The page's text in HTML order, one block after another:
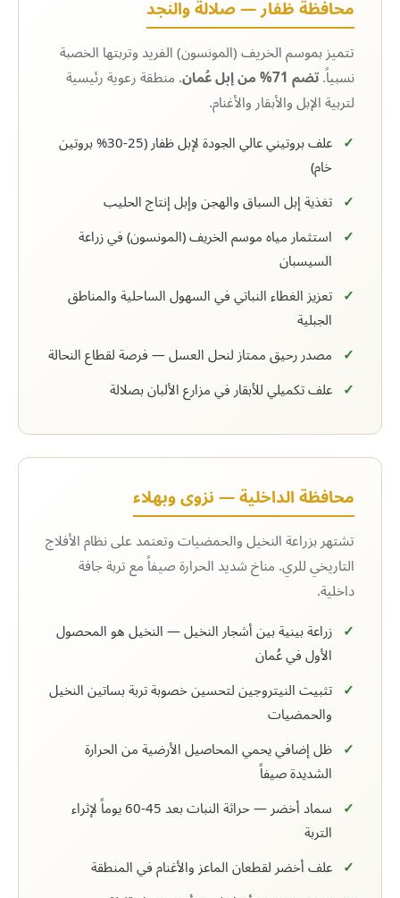
محافظة ظفار — صلالة والنجد
تتميز بموسم الخريف (المونسون) الفريد وتربتها الخصبة
نسبياً. تضم 71% من إبل عُمان
. منطقة رعوية رئيسية
لتربية الإبل والأبقار والأغنام.
علف بروتيني عالي الجودة لإبل ظفار (25-30% بروتين
خام)
تغذية إبل السباق والهجن وإبل إنتاج الحليب
استثمار مياه موسم الخريف (المونسون) في زراعة
السيسبان
تعزيز الغطاء النباتي في السهول الساحلية والمناطق
الجبلية
مصدر رحيق ممتاز لنحل العسل — فرصة لقطاع النحالة
علف تكميلي للأبقار في مزارع الألبان بصلالة
محافظة الداخلية — نزوى وبهلاء
تشتهر بزراعة النخيل والحمضيات وتعتمد على نظام الأفلاج
التاريخي للري. مناخ شديد الحرارة صيفاً مع تربة جافة
داخلية.
زراعة بينية بين أشجار النخيل — النخيل هو المحصول
الأول في عُمان
تثبيت النيتروجين لتحسين خصوبة تربة بساتين النخيل
والحمضيات
ظل إضافي يحمي المحاصيل الأرضية من الحرارة
الشديدة صيفاً
سماد أخضر — حراثة النبات بعد 45-60 يوماً لإثراء
التربة
علف أخضر لقطعان الماعز والأغنام في المنطقة